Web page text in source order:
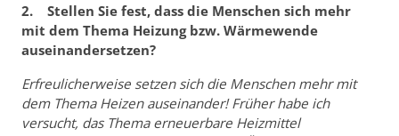
2. Stellen Sie fest, dass die Menschen sich mehr
mit dem Thema Heizung bzw. Wärmewende
auseinandersetzen?
Erfreulicherweise setzen sich die Menschen mehr mit
dem Thema Heizen auseinander! Früher habe ich
versucht, das Thema erneuerbare Heizmittel